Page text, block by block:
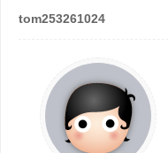
tom253261024